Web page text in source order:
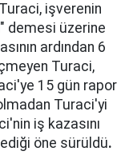
işverenin
demesi üzerine
ardından 6
Turaci,
15 gün rapor
Turaci'yi
iş kazasını
öne sürüldü.